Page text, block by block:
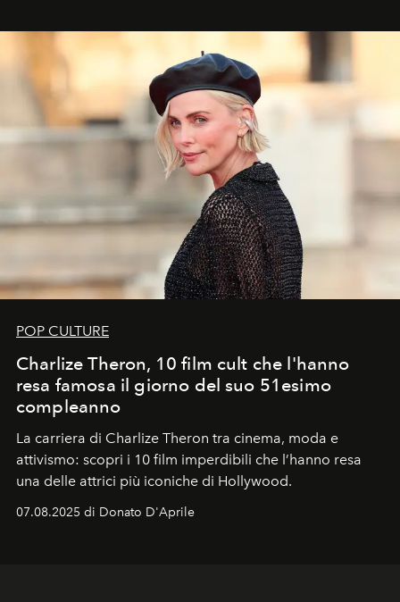
POP CULTURE
Charlize Theron, 10 film cult che l'hanno
resa famosa il giorno del suo 51esimo
compleanno
La carriera di Charlize Theron tra cinema, moda e
attivismo: scopri i 10 film imperdibili che l’hanno resa
una delle attrici più iconiche di Hollywood.
07.08.2025 di Donato D'Aprile